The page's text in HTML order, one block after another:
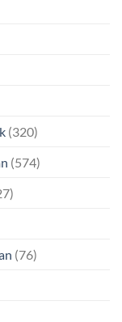
(320)
(574)
(76)